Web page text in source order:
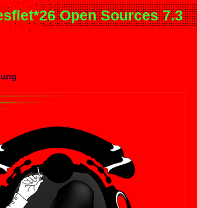
Open Sources 7.3